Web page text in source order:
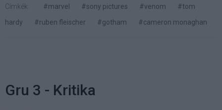
Címkék: #marvel #sony pictures #venom
#tom
hardy
#ruben fleischer #gotham #cameron monaghan
Gru 3 - Kritika